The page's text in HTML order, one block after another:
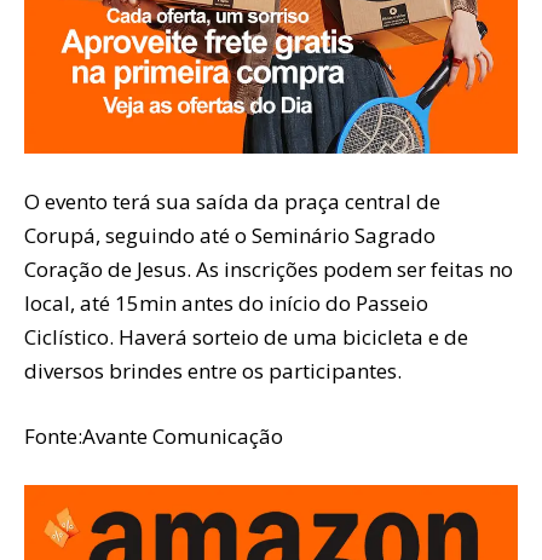
O evento terá sua saída da praça central de
Corupá, seguindo até o Seminário Sagrado
Coração de Jesus. As inscrições podem ser feitas no
local, até 15min antes do início do Passeio
Ciclístico. Haverá sorteio de uma bicicleta e de
diversos brindes entre os participantes.
Fonte:Avante Comunicação